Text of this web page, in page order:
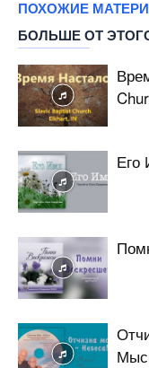
ПОХОЖИЕ
БОЛЬШЕ ОТ
Его